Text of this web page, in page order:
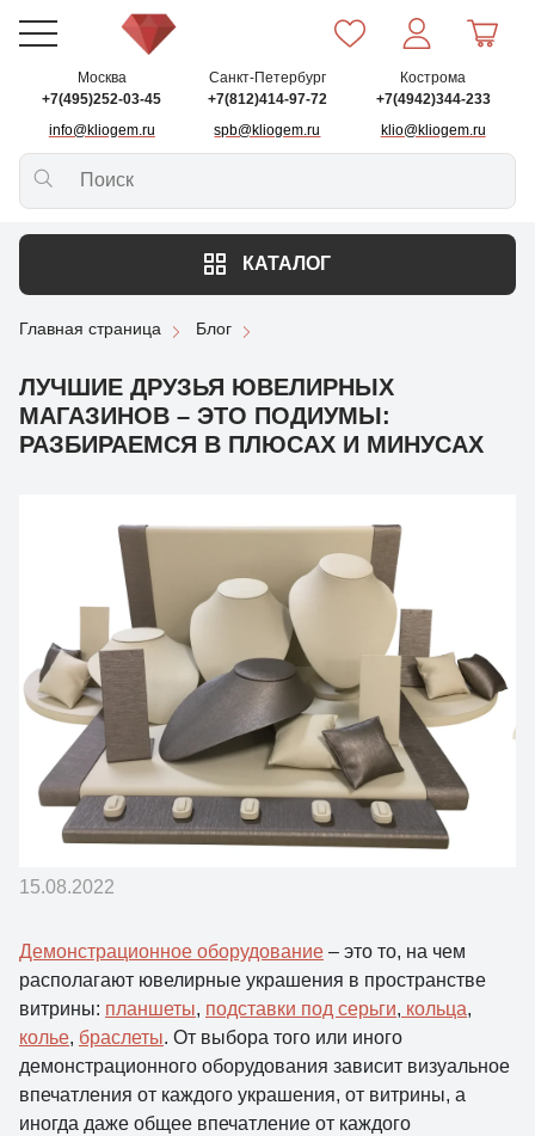
Москва
+7(495)252-03-45
info@kliogem.ru
Санкт-Петербург
+7(812)414-97-72
spb@kliogem.ru
Кострома
+7(4942)344-233
klio@kliogem.ru
КАТАЛОГ
Главная страница Блог
ЛУЧШИЕ ДРУЗЬЯ ЮВЕЛИРНЫХ
МАГАЗИНОВ – ЭТО ПОДИУМЫ:
РАЗБИРАЕМСЯ В ПЛЮСАХ И МИНУСАХ
15.08.2022
Демонстрационное оборудование – это то, на чем
располагают ювелирные украшения в пространстве
витрины: планшеты, подставки под серьги, кольца,
колье, браслеты. От выбора того или иного
демонстрационного оборудования зависит визуальное
впечатления от каждого украшения, от витрины, а
иногда даже общее впечатление от каждого